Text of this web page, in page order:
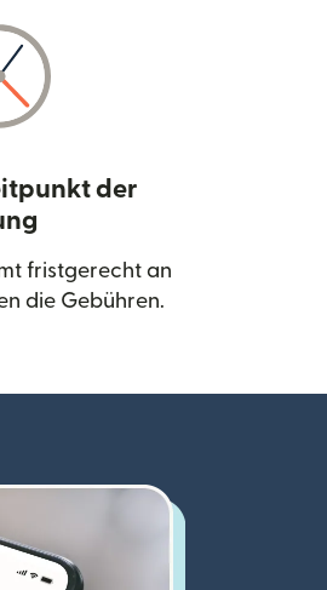
der
fristgerecht an
die Gebühren.